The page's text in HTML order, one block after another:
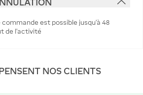
commande est possible jusqu’à 48
de l’activité
NOS CLIENTS